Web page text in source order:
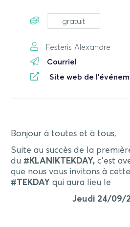
gratuit
Festeris Alexandre
Courriel
Site web de
Bonjour à toutes et à tous,
Suite au succès de la
du #KLANIKTEKDAY,c’est
que nous vous invitons à
#TEKDAYqui aura lieu le
Jeudi 24/09/